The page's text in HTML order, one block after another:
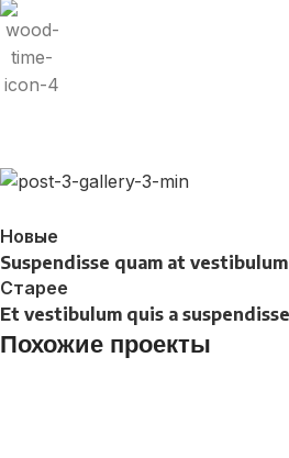
Новые
Suspendisse quam at vestibulum
Старее
Et vestibulum quis a suspendisse
Похожие проекты